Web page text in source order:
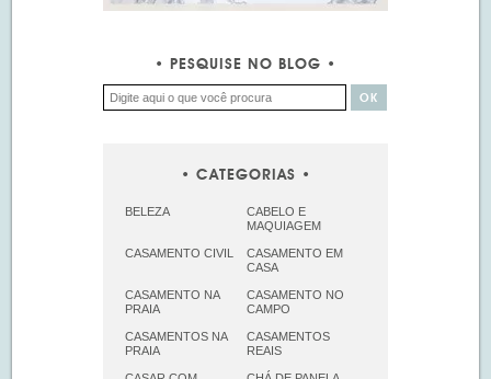
PESQUISE NO BLOG
CATEGORIAS
BELEZA
CABELO E
MAQUIAGEM
CASAMENTO CIVIL
CASAMENTO EM
CASA
CASAMENTO NA
PRAIA
CASAMENTO NO
CAMPO
CASAMENTOS NA
PRAIA
CASAMENTOS
REAIS